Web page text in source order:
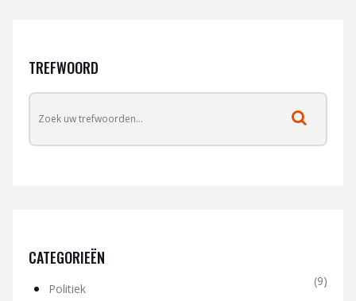
TREFWOORD
CATEGORIEËN
Politiek
(9)